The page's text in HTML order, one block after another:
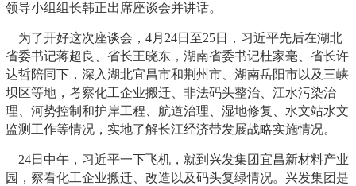
领导小组组长韩正出席座谈会并讲话。
为了开好这次座谈会，4月24日至25日，习近平先后在湖北
省委书记蒋超良、省长王晓东，湖南省委书记杜家毫、省长许
达哲陪同下，深入湖北宜昌市和荆州市、湖南岳阳市以及三峡
坝区等地，考察化工企业搬迁、非法码头整治、江水污染治
理、河势控制和护岸工程、航道治理、湿地修复、水文站水文
监测工作等情况，实地了解长江经济带发展战略实施情况。
24日中午，习近平一下飞机，就到兴发集团宜昌新材料产业
园，察看化工企业搬迁、改造以及码头复绿情况。兴发集团是